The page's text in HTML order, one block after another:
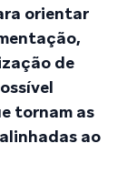
orientar
de
tornam as
ao